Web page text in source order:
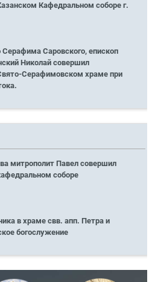
Кафедральном соборе г.
Саровского, епископ
Николай совершил
Серафимовском храме при
митрополит Павел совершил
соборе
в храме свв. апп. Петра и
богослужение